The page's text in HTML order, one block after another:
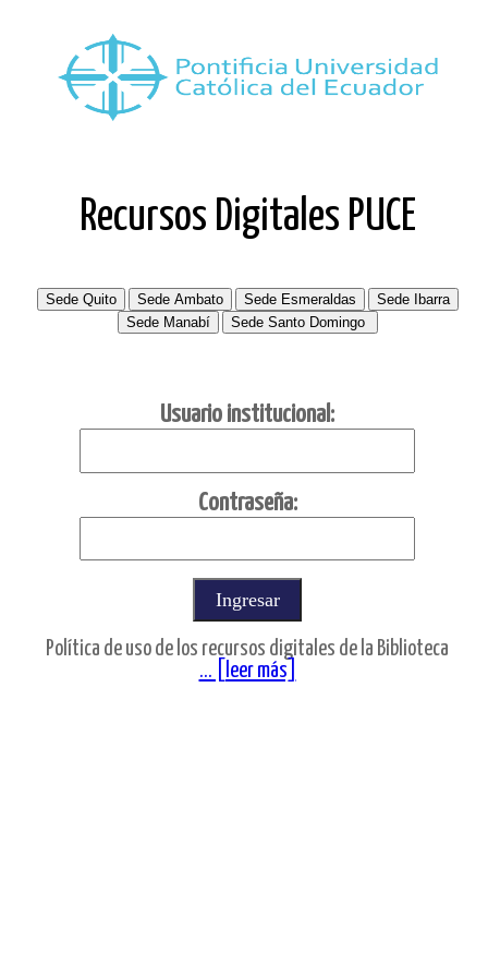
Recursos Digitales PUCE
Usuario institucional:
Contraseña:
Política de uso de los recursos digitales de la Biblioteca
... [leer más]